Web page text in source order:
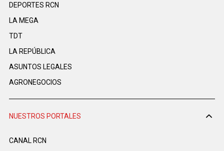
DEPORTES RCN
LA MEGA
TDT
LA REPÚBLICA
ASUNTOS LEGALES
AGRONEGOCIOS
NUESTROS PORTALES
CANAL RCN